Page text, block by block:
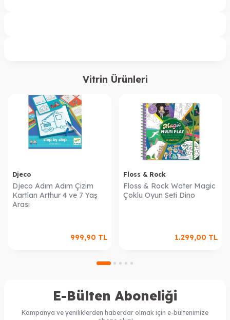
Vitrin Ürünleri
Djeco
Djeco Adım Adım Çizim
Kartları Arthur 4 ve 7 Yaş
Arası
999,90 TL
Floss & Rock
Floss & Rock Water Magic
Çoklu Oyun Seti Dino
1.299,00 TL
E-Bülten Aboneliği
Kampanya ve yeniliklerden haberdar olmak için e-bültenimize